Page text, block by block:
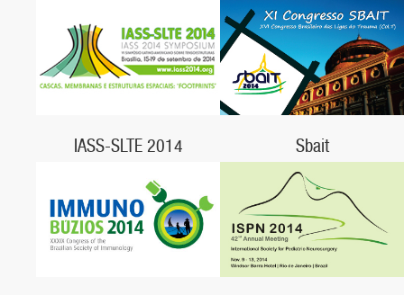
14 a 18 de septiembre, 2014,
Rio de Janeiro, RJ
IASS-SLTE 2014
15 a 19 de septiembre 2014,
Centro de Convenções Ulysses
Guimarães,
Brasília, DF
Sbait
25 a 27 de septiembre, 2014,
Manaus, Amazonas